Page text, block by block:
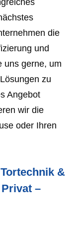
die
und
uns gerne, um
zu
Angebot
wir die
oder Ihren
&
–